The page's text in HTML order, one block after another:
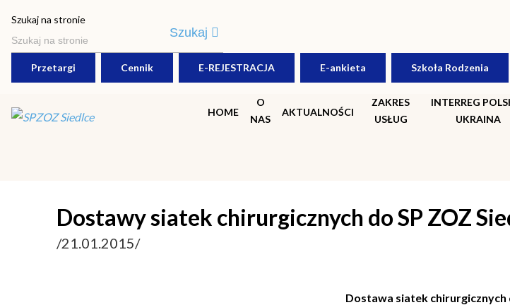
Szukaj na stronie
Szukaj
Przetargi Cennik E-REJESTRACJA E-ankieta Szkoła Rodzenia
HOME
O
NAS
AKTUALNOŚCI
ZAKRES
USŁUG
INTERREG
UKRAINA
Dostawy siatek chirurgicznych do SP ZOZ
/21.01.2015/
Dostawa siatek chirurgicznych